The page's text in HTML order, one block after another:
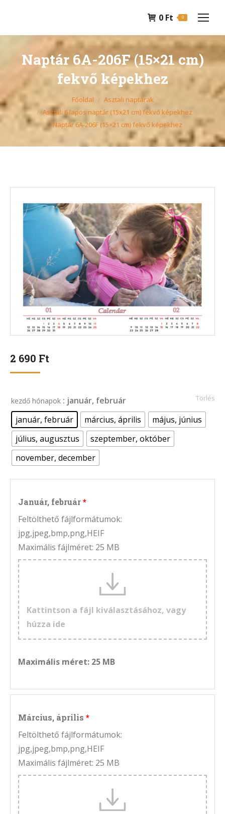
0 Ft 0
Naptár 6A-206F (15×21 cm)
fekvő képekhez
You are here: Főoldal
Asztali naptárak
Asztali 6 lapos naptár (15x21 cm) fekvő képekhez
Naptár 6A-206F (15×21 cm) fekvő képekhez
2 690 Ft
kezdő hónapok : január, február
január, február
március, április
május, június
július, augusztus
szeptember, október
november, december
Törlés
Január, február
Feltölthető fájlformátumok:
jpg,jpeg,bmp,png,HEIF
Maximális fájlméret: 25 MB
Kattintson a fájl kiválasztásához, vagy
húzza ide
Maximális méret: 25 MB
Március, április
Feltölthető fájlformátumok:
jpg,jpeg,bmp,png,HEIF
Maximális fájlméret: 25 MB